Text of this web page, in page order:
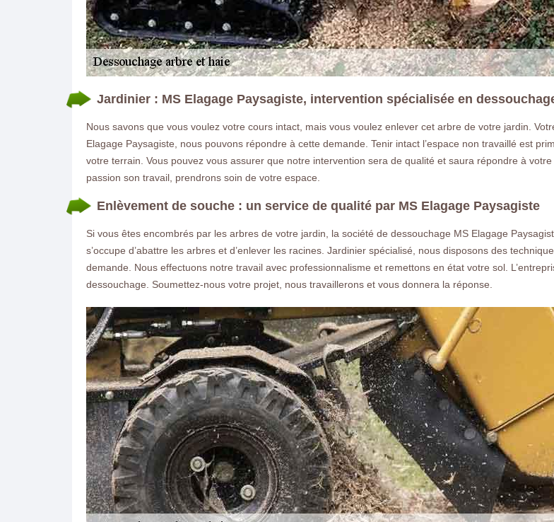
Jardinier : MS Elagage Paysagiste, intervention spécialisée en
Nous savons que vous voulez votre cours intact, mais vous voulez enlever cet arbre de votre jardin.
Elagage Paysagiste, nous pouvons répondre à cette demande. Tenir intact l’espace non travaillé est
votre terrain. Vous pouvez vous assurer que notre intervention sera de qualité et saura répondre à
passion son travail, prendrons soin de votre espace.
Enlèvement de souche : un service de qualité par MS Elagage Paysagiste
Si vous êtes encombrés par les arbres de votre jardin, la société de dessouchage MS Elagage
s’occupe d’abattre les arbres et d’enlever les racines. Jardinier spécialisé, nous disposons des
demande. Nous effectuons notre travail avec professionnalisme et remettons en état votre sol.
dessouchage. Soumettez-nous votre projet, nous travaillerons et vous donnera la réponse.